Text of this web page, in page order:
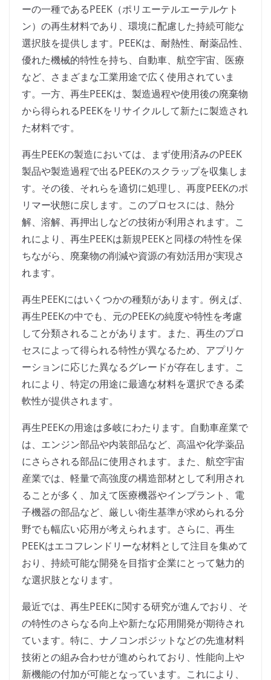
ーの一種であるPEEK（ポリエーテルエーテルケト
ン）の再生材料であり、環境に配慮した持続可能な
選択肢を提供します。PEEKは、耐熱性、耐薬品性、
優れた機械的特性を持ち、自動車、航空宇宙、医療
など、さまざまな工業用途で広く使用されていま
す。一方、再生PEEKは、製造過程や使用後の廃棄物
から得られるPEEKをリサイクルして新たに製造され
た材料です。
再生PEEKの製造においては、まず使用済みのPEEK
製品や製造過程で出るPEEKのスクラップを収集しま
す。その後、それらを適切に処理し、再度PEEKのポ
リマー状態に戻します。このプロセスには、熱分
解、溶解、再押出しなどの技術が利用されます。こ
れにより、再生PEEKは新規PEEKと同様の特性を保
ちながら、廃棄物の削減や資源の有効活用が実現さ
れます。
再生PEEKにはいくつかの種類があります。例えば、
再生PEEKの中でも、元のPEEKの純度や特性を考慮
して分類されることがあります。また、再生のプロ
セスによって得られる特性が異なるため、アプリケ
ーションに応じた異なるグレードが存在します。こ
れにより、特定の用途に最適な材料を選択できる柔
軟性が提供されます。
再生PEEKの用途は多岐にわたります。自動車産業で
は、エンジン部品や内装部品など、高温や化学薬品
にさらされる部品に使用されます。また、航空宇宙
産業では、軽量で高強度の構造部材として利用され
ることが多く、加えて医療機器やインプラント、電
子機器の部品など、厳しい衛生基準が求められる分
野でも幅広い応用が考えられます。さらに、再生
PEEKはエコフレンドリーな材料として注目を集めて
おり、持続可能な開発を目指す企業にとって魅力的
な選択肢となります。
最近では、再生PEEKに関する研究が進んでおり、そ
の特性のさらなる向上や新たな応用開発が期待され
ています。特に、ナノコンポジットなどの先進材料
技術との組み合わせが進められており、性能向上や
新機能の付加が可能となっています。これにより、